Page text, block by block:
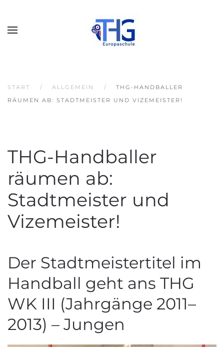
START ALLGEMEIN
THG-HANDBALLER
RÄUMEN AB: STADTMEISTER UND VIZEMEISTER!
THG-Handballer
räumen ab:
Stadtmeister und
Vizemeister!
Der Stadtmeistertitel im
Handball geht ans THG
WK III (Jahrgänge 2011–
2013) – Jungen